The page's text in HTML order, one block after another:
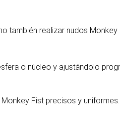
también realizar nudos Monkey
o núcleo y ajustándolo
Fist precisos y uniformes.